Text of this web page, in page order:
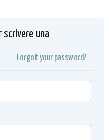
una
Forgot your password?